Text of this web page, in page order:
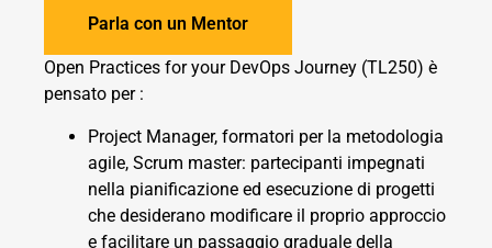
Parla con un Mentor
Open Practices for your DevOps Journey (TL250) è
pensato per :
Project Manager, formatori per la metodologia
agile, Scrum master: partecipanti impegnati
nella pianificazione ed esecuzione di progetti
che desiderano modificare il proprio approccio
e facilitare un passaggio graduale della